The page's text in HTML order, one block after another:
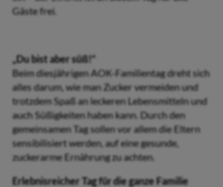
Gäste frei.
„Du bist aber süß!“
Beim diesjährigen AOK-Familientag dreht sich
alles darum, wie man Zucker vermeiden und
trotzdem Spaß an leckeren Lebensmitteln und
auch Süßigkeiten haben kann. Durch den
gemeinsamen Tag sollen vor allem die Eltern
sensibilisiert werden, auf eine gesunde,
zuckerarme Ernährung zu achten.
Erlebnisreicher Tag für die ganze Familie